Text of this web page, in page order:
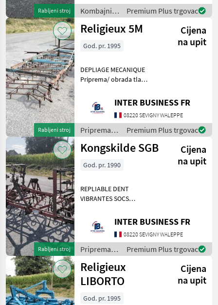
CAT
Caterpillar
Kuhn
Deutz
Fahr
New
Holland
Case
IH
Same
Volvo
Lemken
John
Deere
Prikaži
sve
MARKETPLACE
Marketplace
Ponude
trgovaca
Mali
oglasi
Rabljeni stroj
Kombajni /
Case IH
Premium Plus trgovac
Rabljeni stroj
Religieux 5M
Cijena
na upit
God. pr. 1995
DEPLIAGE MECANIQUE
Priprema/ obrada tla
tanjurače i dr.) Roto drljače,
tanjurače, kombinacije
INTER BUSINESS FR
08220 SEVIGNY WALEPPE
Priprema/
obrada tla
(plugovi,
tanjurače i
Sonstige
Premium Plus trgovac
Rabljeni stroj
Kongskilde SGB
Cijena
na upit
God. pr. 1990
REPLIABLE DENT
VIBRANTES SOCS
opruge Priprema/ obrada
tla (plugovi, kultivatori,
tanjurače i dr.) Kultivatori
(gruberi)
INTER BUSINESS FR
08220 SEVIGNY WALEPPE
Priprema/
obrada tla
(plugovi,
kultivatori,
tanjurače i
dr.) /
Premium Plus trgovac
Religieux
LIBORTO
Cijena
na upit
God. pr. 1995